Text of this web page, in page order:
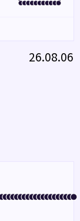
26.08.06